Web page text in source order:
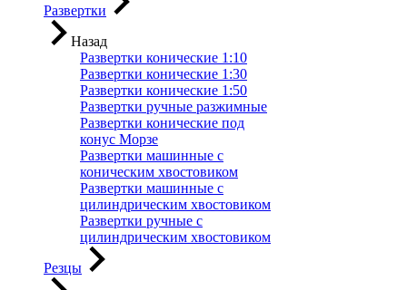
Развертки
Назад
Развертки конические 1:10
Развертки конические 1:30
Развертки конические 1:50
Развертки ручные разжимные
Развертки конические под
конус Морзе
Развертки машинные с
коническим хвостовиком
Развертки машинные с
цилиндрическим хвостовиком
Развертки ручные с
цилиндрическим хвостовиком
Резцы